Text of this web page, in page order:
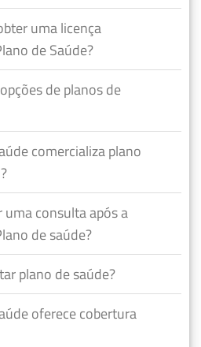
uma licença
de Saúde?
de planos de
comercializa plano
uma consulta após a
de saúde?
plano de saúde?
oferece cobertura